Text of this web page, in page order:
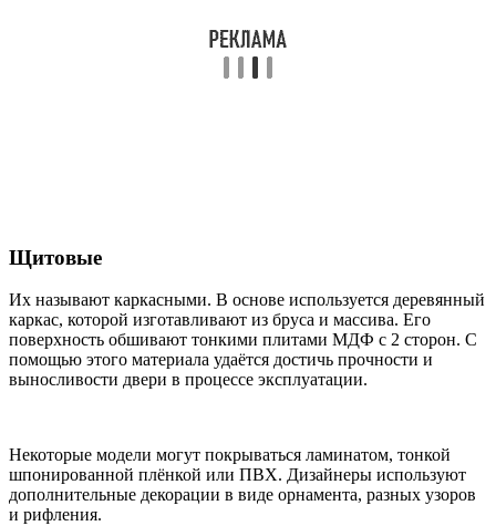
Щитовые
Их называют каркасными. В основе используется деревянный
каркас, которой изготавливают из бруса и массива. Его
поверхность обшивают тонкими плитами МДФ с 2 сторон. С
помощью этого материала удаётся достичь прочности и
выносливости двери в процессе эксплуатации.
Некоторые модели могут покрываться ламинатом, тонкой
шпонированной плёнкой или ПВХ. Дизайнеры используют
дополнительные декорации в виде орнамента, разных узоров
и рифления.